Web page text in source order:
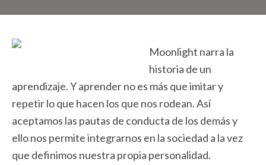
Moonlight narra la
historia de un
aprendizaje. Y aprender no es más que imitar y
repetir lo que hacen los que nos rodean. Así
aceptamos las pautas de conducta de los demás y
ello nos permite integrarnos en la sociedad a la vez
que definimos nuestra propia personalidad.